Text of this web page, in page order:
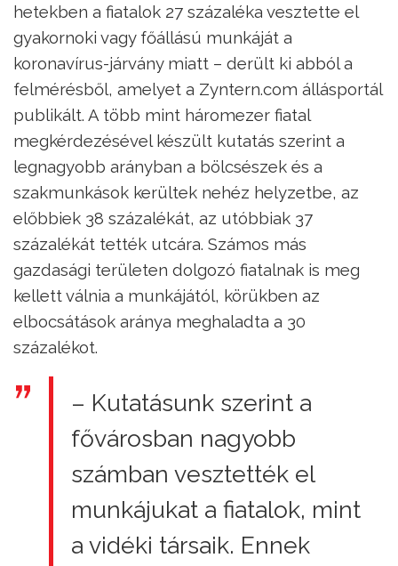
hetekben a fiatalok 27 százaléka vesztette el
gyakornoki vagy főállású munkáját a
koronavírus-járvány miatt – derült ki abból a
felmérésből, amelyet a Zyntern.com állásportál
publikált. A több mint háromezer fiatal
megkérdezésével készült kutatás szerint a
legnagyobb arányban a bölcsészek és a
szakmunkások kerültek nehéz helyzetbe, az
előbbiek 38 százalékát, az utóbbiak 37
százalékát tették utcára. Számos más
gazdasági területen dolgozó fiatalnak is meg
kellett válnia a munkájától, körükben az
elbocsátások aránya meghaladta a 30
százalékot.
– Kutatásunk szerint a
fővárosban nagyobb
számban vesztették el
munkájukat a fiatalok, mint
a vidéki társaik. Ennek